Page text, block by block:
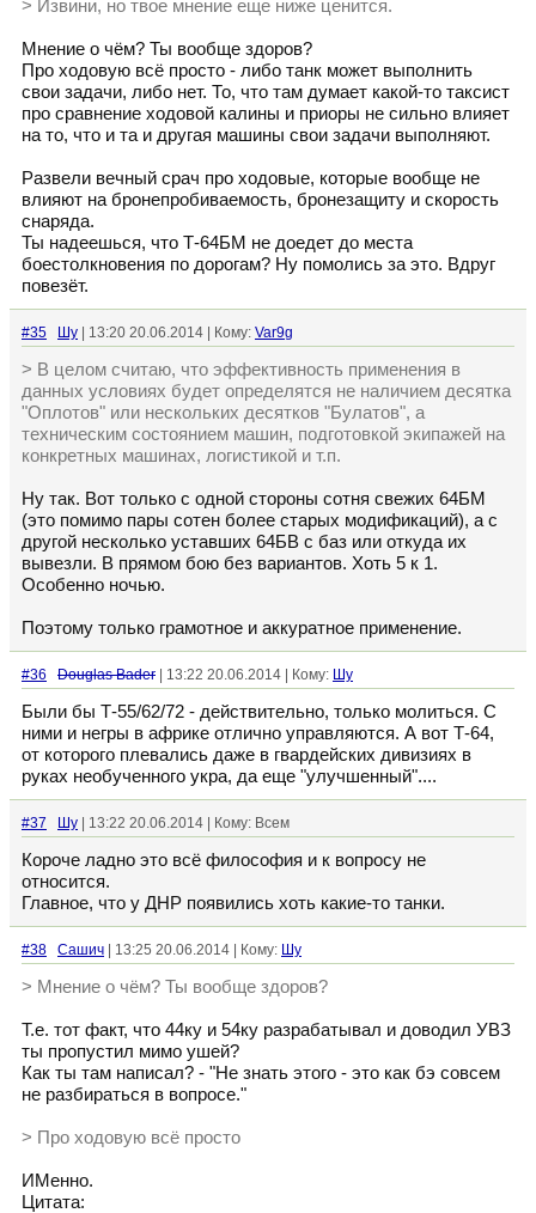
> Извини, но твое мнение еще ниже ценится.
Мнение о чём? Ты вообще здоров?
Про ходовую всё просто - либо танк может выполнить
свои задачи, либо нет. То, что там думает какой-то таксист
про сравнение ходовой калины и приоры не сильно влияет
на то, что и та и другая машины свои задачи выполняют.
Развели вечный срач про ходовые, которые вообще не
влияют на бронепробиваемость, бронезащиту и скорость
снаряда.
Ты надеешься, что Т-64БМ не доедет до места
боестолкновения по дорогам? Ну помолись за это. Вдруг
повезёт.
#35 Шу | 13:20 20.06.2014 | Кому: Var9g
> В целом считаю, что эффективность применения в
данных условиях будет определятся не наличием десятка
"Оплотов" или нескольких десятков "Булатов", а
техническим состоянием машин, подготовкой экипажей на
конкретных машинах, логистикой и т.п.
Ну так. Вот только с одной стороны сотня свежих 64БМ
(это помимо пары сотен более старых модификаций), а с
другой несколько уставших 64БВ с баз или откуда их
вывезли. В прямом бою без вариантов. Хоть 5 к 1.
Особенно ночью.
Поэтому только грамотное и аккуратное применение.
#36 Douglas Bader | 13:22 20.06.2014 | Кому: Шу
Были бы Т-55/62/72 - действительно, только молиться. С
ними и негры в африке отлично управляются. А вот Т-64,
от которого плевались даже в гвардейских дивизиях в
руках необученного укра, да еще "улучшенный"....
#37 Шу | 13:22 20.06.2014 | Кому: Всем
Короче ладно это всё философия и к вопросу не
относится.
Главное, что у ДНР появились хоть какие-то танки.
#38 Сашич | 13:25 20.06.2014 | Кому: Шу
> Мнение о чём? Ты вообще здоров?
Т.е. тот факт, что 44ку и 54ку разрабатывал и доводил УВЗ
ты пропустил мимо ушей?
Как ты там написал? - "Не знать этого - это как бэ совсем
не разбираться в вопросе."
> Про ходовую всё просто
ИМенно.
Цитата: